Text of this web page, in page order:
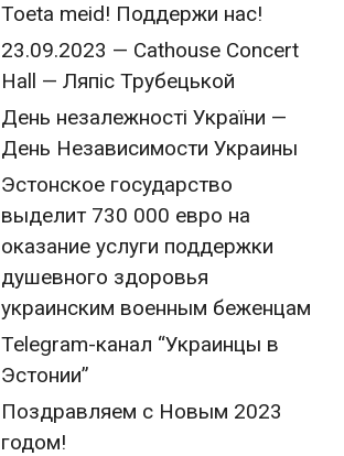
Toeta meid! Поддержи нас!
23.09.2023 — Cathouse Concert
Hall — Ляпіс Трубецькой
День незалежності України —
День Независимости Украины
Эстонское государство
выделит 730 000 евро на
оказание услуги поддержки
душевного здоровья
украинским военным беженцам
Telegram-канал “Украинцы в
Эстонии”
Поздравляем с Новым 2023
годом!